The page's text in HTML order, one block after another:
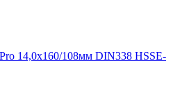
14,0x160/108мм DIN338 HSSE-